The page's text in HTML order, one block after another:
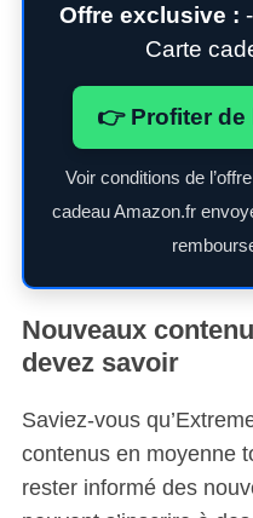
Offre exclusive :
Carte
👉 Profiter de
Voir conditions de
cadeau Amazon.fr
Nouveaux
devez savoir
Saviez-vous
contenus en moyenne
rester informé des